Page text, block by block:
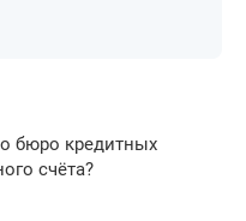
бюро кредитных
счёта?